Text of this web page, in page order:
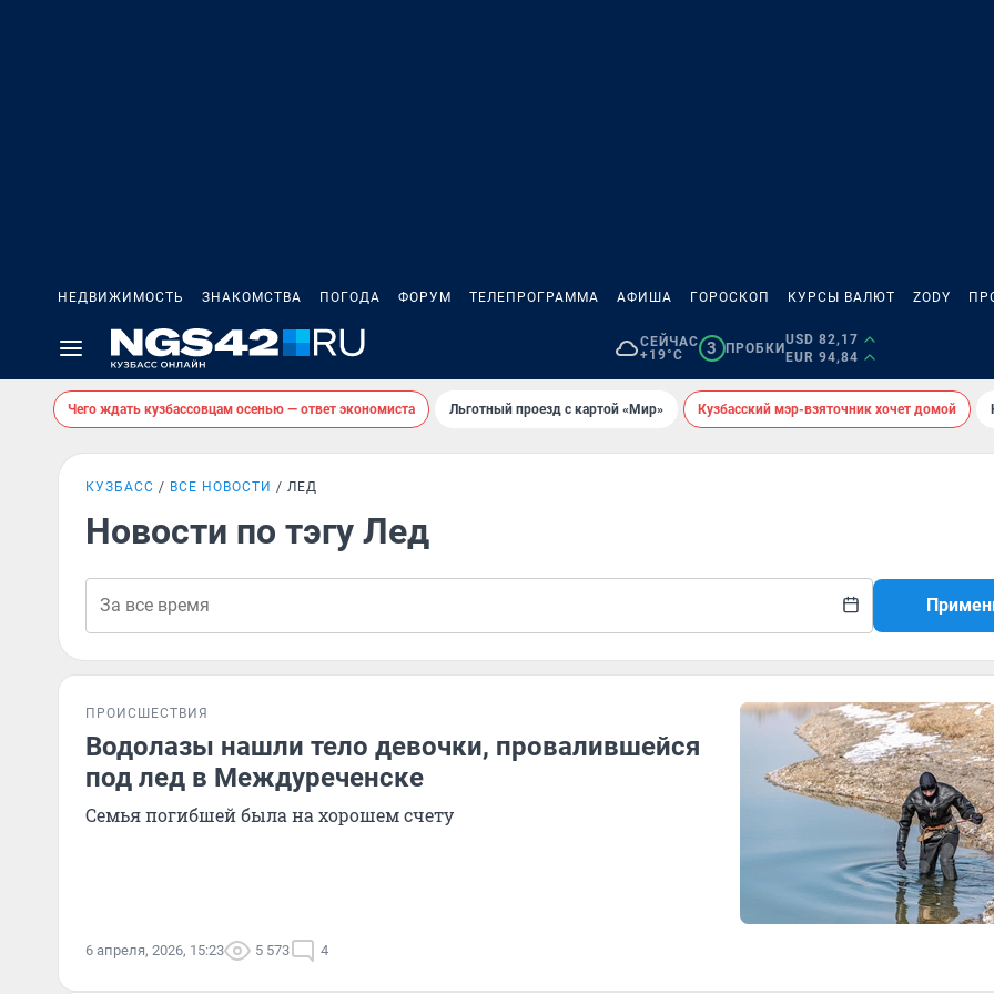
НЕДВИЖИМОСТЬ ЗНАКОМСТВА ПОГОДА ФОРУМ ТЕЛЕПРОГРАММА АФИША ГОРОСКОП КУРСЫ ВАЛЮТ ZODY
СЕЙЧАС
+19°C
3 ПРОБКИ
USD 82,17
EUR 94,84
Чего ждать кузбассовцам осенью — ответ экономиста Льготный проезд с картой «Мир» Кузбасский мэр-взяточник хочет домой
КУЗБАСС ВСЕ НОВОСТИ ЛЕД
Новости по тэгу Лед
ПРОИСШЕСТВИЯ
Водолазы нашли тело девочки, провалившейся
под лед в Междуреченске
Семья погибшей была на хорошем счету
6 апреля, 2026, 15:23 5 573 4